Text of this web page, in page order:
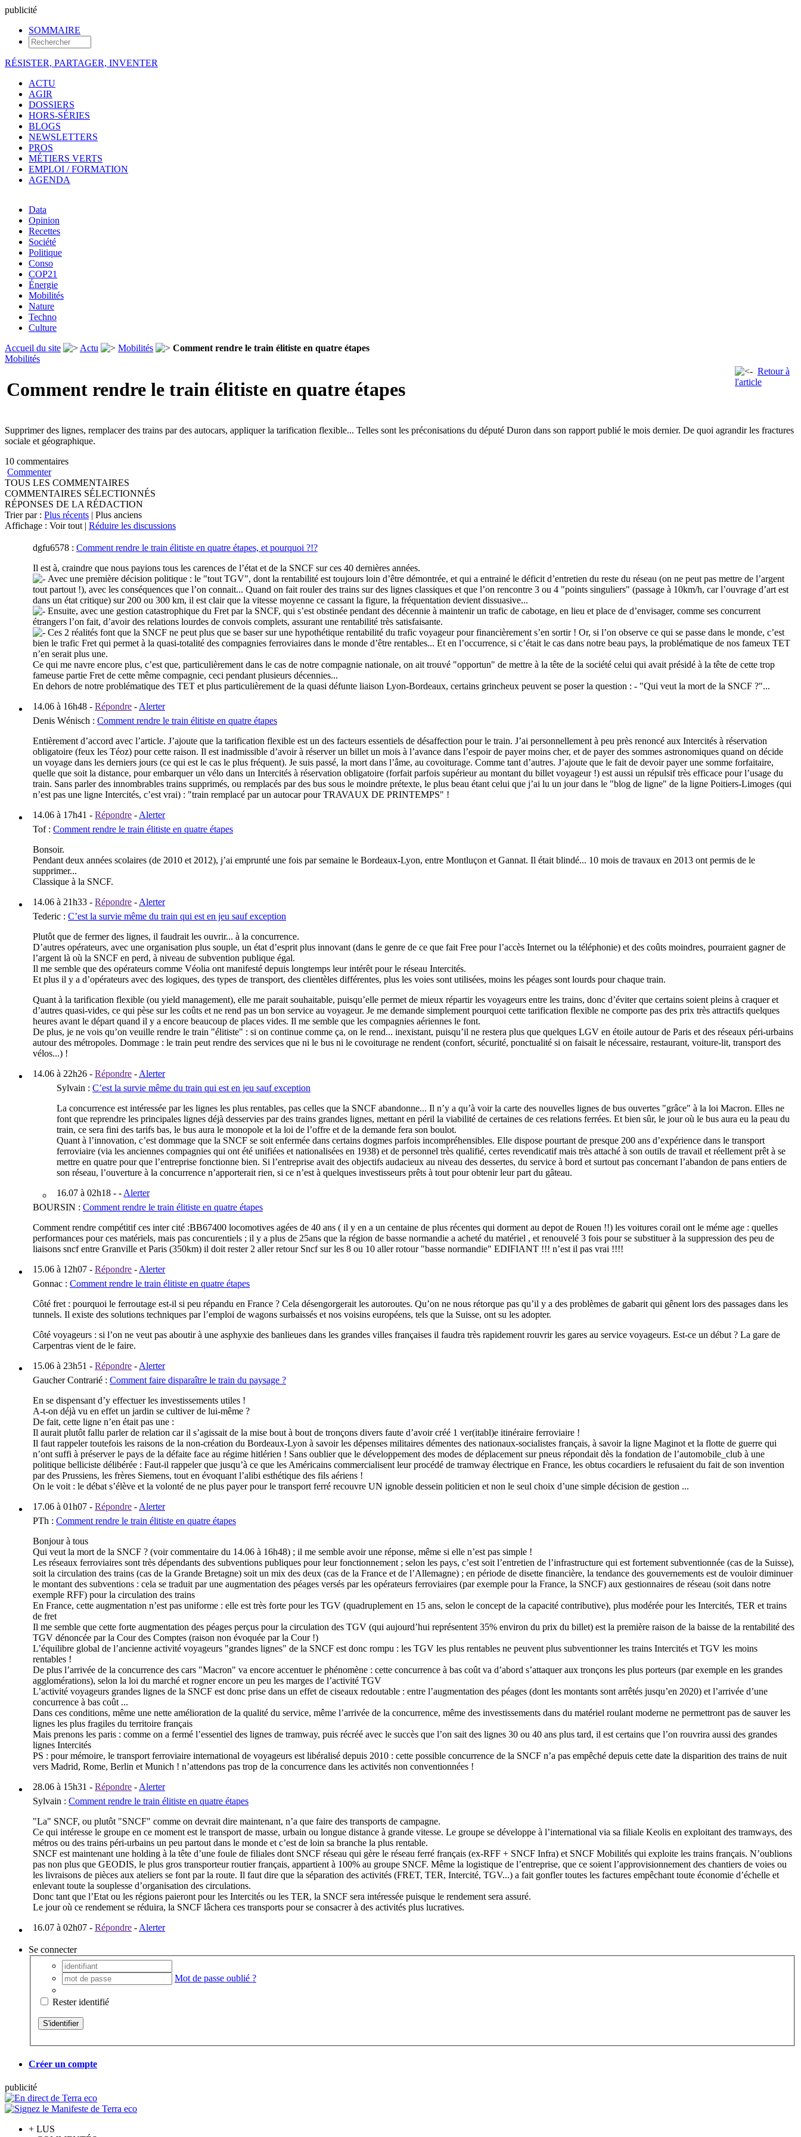
publicité
SOMMAIRE
RÉSISTER, PARTAGER, INVENTER
ACTU
AGIR
DOSSIERS
HORS-SÉRIES
BLOGS
NEWSLETTERS
PROS
MÉTIERS VERTS
EMPLOI / FORMATION
AGENDA
Data
Opinion
Recettes
Société
Politique
Conso
COP21
Énergie
Mobilités
Nature
Techno
Culture
Accueil du site
Actu Mobilités
Comment rendre le train élitiste en quatre étapes
Mobilités
Comment rendre le train élitiste en quatre étapes
Retour à
l'article
Supprimer des lignes, remplacer des trains par des autocars, appliquer la tarification flexible... Telles sont les préconisations du député Duron dans son rapport publié le mois dernier. De quoi agrandir les fractures
sociale et géographique.
10 commentaires
Commenter
TOUS LES COMMENTAIRES
COMMENTAIRES SÉLECTIONNÉS
RÉPONSES DE LA RÉDACTION
Trier par : Plus récents | Plus anciens
Affichage : Voir tout | Réduire les discussions
dgfu6578 : Comment rendre le train élitiste en quatre étapes, et pourquoi ?!?
Il est à, craindre que nous payions tous les carences de l’état et de la SNCF sur ces 40 dernières années.
Avec une première décision politique : le "tout TGV", dont la rentabilité est toujours loin d’être démontrée, et qui a entrainé le déficit d’entretien du reste du réseau (on ne peut pas mettre de l’argent
tout partout !), avec les conséquences que l’on connait... Quand on fait rouler des trains sur des lignes classiques et que l’on rencontre 3 ou 4 "points singuliers" (passage à 10km/h, car l’ouvrage d’art est
dans un état critique) sur 200 ou 300 km, il est clair que la vitesse moyenne ce cassant la figure, la fréquentation devient dissuasive...
Ensuite, avec une gestion catastrophique du Fret par la SNCF, qui s’est obstinée pendant des décennie à maintenir un trafic de cabotage, en lieu et place de d’envisager, comme ses concurrent
étrangers l’on fait, d’avoir des relations lourdes de convois complets, assurant une rentabilité très satisfaisante.
Ces 2 réalités font que la SNCF ne peut plus que se baser sur une hypothétique rentabilité du trafic voyageur pour financièrement s’en sortir ! Or, si l’on observe ce qui se passe dans le monde, c’est
bien le trafic Fret qui permet à la quasi-totalité des compagnies ferroviaires dans le monde d’être rentables... Et en l’occurrence, si c’était le cas dans notre beau pays, la problématique de nos fameux TET
n’en serait plus une.
Ce qui me navre encore plus, c’est que, particulièrement dans le cas de notre compagnie nationale, on ait trouvé "opportun" de mettre à la tête de la société celui qui avait présidé à la tête de cette trop
fameuse partie Fret de cette même compagnie, ceci pendant plusieurs décennies...
En dehors de notre problématique des TET et plus particulièrement de la quasi défunte liaison Lyon-Bordeaux, certains grincheux peuvent se poser la question : - "Qui veut la mort de la SNCF ?"...
14.06 à 16h48 - Répondre - Alerter
Denis Wénisch : Comment rendre le train élitiste en quatre étapes
Entièrement d’accord avec l’article. J’ajoute que la tarification flexible est un des facteurs essentiels de désaffection pour le train. J’ai personnellement à peu près renoncé aux Intercités à réservation
obligatoire (feux les Téoz) pour cette raison. Il est inadmissible d’avoir à réserver un billet un mois à l’avance dans l’espoir de payer moins cher, et de payer des sommes astronomiques quand on décide
un voyage dans les derniers jours (ce qui est le cas le plus fréquent). Je suis passé, la mort dans l’âme, au covoiturage. Comme tant d’autres. J’ajoute que le fait de devoir payer une somme forfaitaire,
quelle que soit la distance, pour embarquer un vélo dans un Intercités à réservation obligatoire (forfait parfois supérieur au montant du billet voyageur !) est aussi un répulsif très efficace pour l’usage du
train. Sans parler des innombrables trains supprimés, ou remplacés par des bus sous le moindre prétexte, le plus beau étant celui que j’ai lu un jour dans le "blog de ligne" de la ligne Poitiers-Limoges (qui
n’est pas une ligne Intercités, c’est vrai) : "train remplacé par un autocar pour TRAVAUX DE PRINTEMPS" !
14.06 à 17h41 - Répondre - Alerter
Tof: Comment rendre le train élitiste en quatre étapes
Bonsoir.
Pendant deux années scolaires (de 2010 et 2012), j’ai emprunté une fois par semaine le Bordeaux-Lyon, entre Montluçon et Gannat. Il était blindé... 10 mois de travaux en 2013 ont permis de le
supprimer...
Classique à la SNCF.
14.06 à 21h33 - Répondre - Alerter
Tederic : C’est la survie même du train qui est en jeu sauf exception
Plutôt que de fermer des lignes, il faudrait les ouvrir... à la concurrence.
D’autres opérateurs, avec une organisation plus souple, un état d’esprit plus innovant (dans le genre de ce que fait Free pour l’accès Internet ou la téléphonie) et des coûts moindres, pourraient gagner de
l’argent là où la SNCF en perd, à niveau de subvention publique égal.
Il me semble que des opérateurs comme Véolia ont manifesté depuis longtemps leur intérêt pour le réseau Intercités.
Et plus il y a d’opérateurs avec des logiques, des types de transport, des clientèles différentes, plus les voies sont utilisées, moins les péages sont lourds pour chaque train.
Quant à la tarification flexible (ou yield management), elle me parait souhaitable, puisqu’elle permet de mieux répartir les voyageurs entre les trains, donc d’éviter que certains soient pleins à craquer et
d’autres quasi-vides, ce qui pèse sur les coûts et ne rend pas un bon service au voyageur. Je me demande simplement pourquoi cette tarification flexible ne comporte pas des prix très attractifs quelques
heures avant le départ quand il y a encore beaucoup de places vides. Il me semble que les compagnies aériennes le font.
De plus, je ne vois qu’on veuille rendre le train "élitiste" : si on continue comme ça, on le rend... inexistant, puisqu’il ne restera plus que quelques LGV en étoile autour de Paris et des réseaux péri-urbains
autour des métropoles. Dommage : le train peut rendre des services que ni le bus ni le covoiturage ne rendent (confort, sécurité, ponctualité si on faisait le nécessaire, restaurant, voiture-lit, transport des
vélos...) !
14.06 à 22h26 - Répondre - Alerter
Sylvain : C’est la survie même du train qui est en jeu sauf exception
La concurrence est intéressée par les lignes les plus rentables, pas celles que la SNCF abandonne... Il n’y a qu’à voir la carte des nouvelles lignes de bus ouvertes "grâce" à la loi Macron. Elles ne
font que reprendre les principales lignes déjà desservies par des trains grandes lignes, mettant en péril la viabilité de certaines de ces relations ferrées. Et bien sûr, le jour où le bus aura eu la peau du
train, ce sera fini des tarifs bas, le bus aura le monopole et la loi de l’offre et de la demande fera son boulot.
Quant à l’innovation, c’est dommage que la SNCF se soit enfermée dans certains dogmes parfois incompréhensibles. Elle dispose pourtant de presque 200 ans d’expérience dans le transport
ferroviaire (via les anciennes compagnies qui ont été unifiées et nationalisées en 1938) et de personnel très qualifié, certes revendicatif mais très attaché à son outils de travail et réellement prêt à se
mettre en quatre pour que l’entreprise fonctionne bien. Si l’entreprise avait des objectifs audacieux au niveau des dessertes, du service à bord et surtout pas concernant l’abandon de pans entiers de
son réseau, l’ouverture à la concurrence n’apporterait rien, si ce n’est à quelques investisseurs prêts à tout pour obtenir leur part du gâteau.
16.07 à 02h18 - - Alerter
BOURSIN : Comment rendre le train élitiste en quatre étapes
Comment rendre compétitif ces inter cité :BB67400 locomotives agées de 40 ans ( il y en a un centaine de plus récentes qui dorment au depot de Rouen !!) les voitures corail ont le méme age : quelles
performances pour ces matériels, mais pas concurentiels ; il y a plus de 25ans que la région de basse normandie a acheté du matériel , et renouvelé 3 fois pour se substituer à la suppression des peu de
liaisons sncf entre Granville et Paris (350km) il doit rester 2 aller retour Sncf sur les 8 ou 10 aller rotour "basse normandie" EDIFIANT !!! n’est il pas vrai !!!!
15.06 à 12h07 - Répondre - Alerter
Gonnac : Comment rendre le train élitiste en quatre étapes
Côté fret : pourquoi le ferroutage est-il si peu répandu en France ? Cela désengorgerait les autoroutes. Qu’on ne nous rétorque pas qu’il y a des problèmes de gabarit qui gênent lors des passages dans les
tunnels. Il existe des solutions techniques par l’emploi de wagons surbaissés et nos voisins européens, tels que la Suisse, ont su les adopter.
Côté voyageurs : si l’on ne veut pas aboutir à une asphyxie des banlieues dans les grandes villes françaises il faudra très rapidement rouvrir les gares au service voyageurs. Est-ce un début ? La gare de
Carpentras vient de le faire.
15.06 à 23h51 - Répondre - Alerter
Gaucher Contrarié : Comment faire disparaître le train du paysage ?
En se dispensant d’y effectuer les investissements utiles !
A-t-on déjà vu en effet un jardin se cultiver de lui-même ?
De fait, cette ligne n’en était pas une :
Il aurait plutôt fallu parler de relation car il s’agissait de la mise bout à bout de tronçons divers faute d’avoir créé 1 ver(itabl)e itinéraire ferroviaire !
Il faut rappeler toutefois les raisons de la non-création du Bordeaux-Lyon à savoir les dépenses militaires démentes des nationaux-socialistes français, à savoir la ligne Maginot et la flotte de guerre qui
n’ont suffi à préserver le pays de la défaite face au régime hitlérien ! Sans oublier que le développement des modes de déplacement sur pneus répondait dès la fondation de l’automobile_club à une
politique belliciste délibérée : Faut-il rappeler que jusqu’à ce que les Américains commercialisent leur procédé de tramway électrique en France, les obtus cocardiers le refusaient du fait de son invention
par des Prussiens, les frères Siemens, tout en évoquant l’alibi esthétique des fils aériens !
On le voit : le débat s’élève et la volonté de ne plus payer pour le transport ferré recouvre UN ignoble dessein politicien et non le seul choix d’une simple décision de gestion ...
17.06 à 01h07 - Répondre - Alerter
PTh : Comment rendre le train élitiste en quatre étapes
Bonjour à tous
Qui veut la mort de la SNCF ? (voir commentaire du 14.06 à 16h48) ; il me semble avoir une réponse, même si elle n’est pas simple !
Les réseaux ferroviaires sont très dépendants des subventions publiques pour leur fonctionnement ; selon les pays, c’est soit l’entretien de l’infrastructure qui est fortement subventionnée (cas de la Suisse),
soit la circulation des trains (cas de la Grande Bretagne) soit un mix des deux (cas de la France et de l’Allemagne) ; en période de disette financière, la tendance des gouvernements est de vouloir diminuer
le montant des subventions : cela se traduit par une augmentation des péages versés par les opérateurs ferroviaires (par exemple pour la France, la SNCF) aux gestionnaires de réseau (soit dans notre
exemple RFF) pour la circulation des trains
En France, cette augmentation n’est pas uniforme : elle est très forte pour les TGV (quadruplement en 15 ans, selon le concept de la capacité contributive), plus modérée pour les Intercités, TER et trains
de fret
Il me semble que cette forte augmentation des péages perçus pour la circulation des TGV (qui aujourd’hui représentent 35% environ du prix du billet) est la première raison de la baisse de la rentabilité des
TGV dénoncée par la Cour des Comptes (raison non évoquée par la Cour !)
L’équilibre global de l’ancienne activité voyageurs "grandes lignes" de la SNCF est donc rompu : les TGV les plus rentables ne peuvent plus subventionner les trains Intercités et TGV les moins
rentables !
De plus l’arrivée de la concurrence des cars "Macron" va encore accentuer le phénomène : cette concurrence à bas coût va d’abord s’attaquer aux tronçons les plus porteurs (par exemple en les grandes
agglomérations), selon la loi du marché et rogner encore un peu les marges de l’activité TGV
L’activité voyageurs grandes lignes de la SNCF est donc prise dans un effet de ciseaux redoutable : entre l’augmentation des péages (dont les montants sont arrêtés jusqu’en 2020) et l’arrivée d’une
concurrence à bas coût ...
Dans ces conditions, même une nette amélioration de la qualité du service, même l’arrivée de la concurrence, même des investissements dans du matériel roulant moderne ne permettront pas de sauver les
lignes les plus fragiles du territoire français
Mais prenons les paris : comme on a fermé l’essentiel des lignes de tramway, puis récréé avec le succès que l’on sait des lignes 30 ou 40 ans plus tard, il est certains que l’on rouvrira aussi des grandes
lignes Intercités
PS : pour mémoire, le transport ferroviaire international de voyageurs est libéralisé depuis 2010 : cette possible concurrence de la SNCF n’a pas empêché depuis cette date la disparition des trains de nuit
vers Madrid, Rome, Berlin et Munich ! n’attendons pas trop de la concurrence dans les activités non conventionnées !
28.06 à 15h31 - Répondre - Alerter
Sylvain : Comment rendre le train élitiste en quatre étapes
"La" SNCF, ou plutôt "SNCF" comme on devrait dire maintenant, n’a que faire des transports de campagne.
Ce qui intéresse le groupe en ce moment est le transport de masse, urbain ou longue distance à grande vitesse. Le groupe se développe à l’international via sa filiale Keolis en exploitant des tramways, des
métros ou des trains péri-urbains un peu partout dans le monde et c’est de loin sa branche la plus rentable.
SNCF est maintenant une holding à la tête d’une foule de filiales dont SNCF réseau qui gère le réseau ferré français (ex-RFF + SNCF Infra) et SNCF Mobilités qui exploite les trains français. N’oublions
pas non plus que GEODIS, le plus gros transporteur routier français, appartient à 100% au groupe SNCF. Même la logistique de l’entreprise, que ce soient l’approvisionnement des chantiers de voies ou
les livraisons de pièces aux ateliers se font par la route. Il faut dire que la séparation des activités (FRET, TER, Intercité, TGV...) a fait gonfler toutes les factures empêchant toute économie d’échelle et
enlevant toute la souplesse d’organisation des circulations.
Donc tant que l’Etat ou les régions paieront pour les Intercités ou les TER, la SNCF sera intéressée puisque le rendement sera assuré.
Le jour où ce rendement se réduira, la SNCF lâchera ces transports pour se consacrer à des activités plus lucratives.
16.07 à 02h07 - Répondre - Alerter
Se connecter
Mot de passe oublié ?
Rester identifié
Créer un compte
publicité
+ LUS